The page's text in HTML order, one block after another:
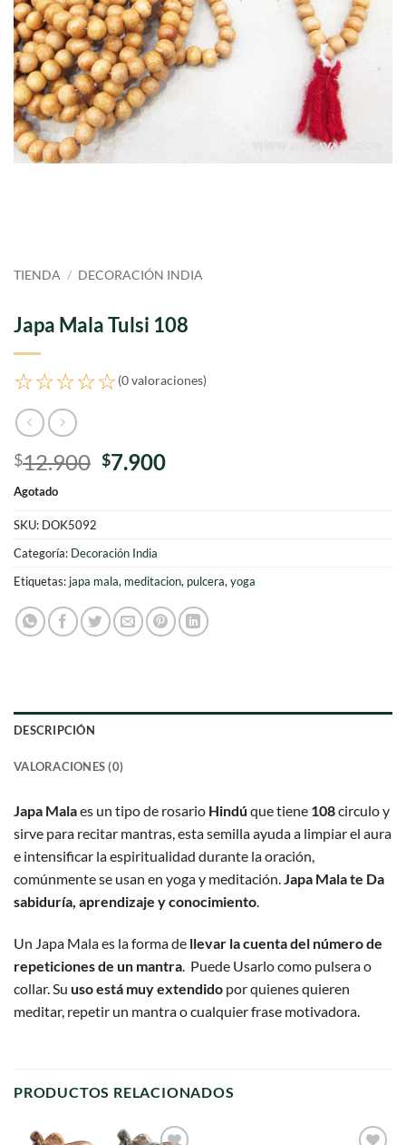
TIENDA / DECORACIÓN INDIA
Japa Mala Tulsi 108
☆☆☆☆☆(0 valoraciones)
$12.900 El
original
$12.900.
$7.900El
actual
$7.900.
Agotado
SKU: DOK5092
Categoría: Decoración India
Etiquetas: japa mala, meditacion, pulcera,yoga
DESCRIPCIÓN
VALORACIONES (0)
Japa Malaes un tipo de rosario Hindú que tiene 108circulo y
sirve para recitar mantras, esta semilla ayuda a limpiar el aura
e intensificar la espiritualidad durante la oración,
comúnmente se usan en yoga y meditación.Japa Mala te Da
sabiduría, aprendizaje y conocimiento.
Un Japa Mala es la forma de llevar la cuenta del número de
repeticiones de un mantra. Puede Usarlo como pulsera o
collar. Su uso está muy extendido por quienes quieren
meditar, repetir un mantra o cualquier frase motivadora.
PRODUCTOS RELACIONADOS